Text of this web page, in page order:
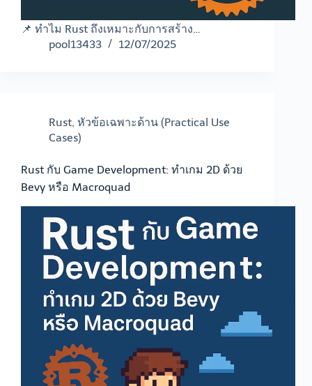
📌 ทำไม Rust ถึงเหมาะกับการสร้าง…
pool13433
12/07/2025
Rust, หัวข้อเฉพาะด้าน (Practical Use
Cases)
Rust กับ Game Development: ทำเกม 2D ด้วย
Bevy หรือ Macroquad